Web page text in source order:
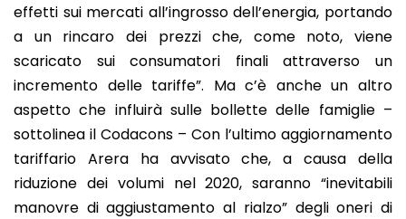
effetti sui mercati all’ingrosso dell’energia, portando
a un rincaro dei prezzi che, come noto, viene
scaricato sui consumatori finali attraverso un
incremento delle tariffe”. Ma c’è anche un altro
aspetto che influirà sulle bollette delle famiglie –
sottolinea il Codacons – Con l’ultimo aggiornamento
tariffario Arera ha avvisato che, a causa della
riduzione dei volumi nel 2020, saranno “inevitabili
manovre di aggiustamento al rialzo” degli oneri di